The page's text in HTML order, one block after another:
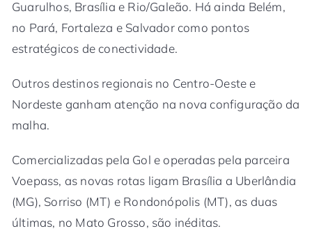
Guarulhos, Brasília e Rio/Galeão. Há ainda Belém,
no Pará, Fortaleza e Salvador como pontos
estratégicos de conectividade.
Outros destinos regionais no Centro-Oeste e
Nordeste ganham atenção na nova configuração da
malha.
Comercializadas pela Gol e operadas pela parceira
Voepass, as novas rotas ligam Brasília a Uberlândia
(MG), Sorriso (MT) e Rondonópolis (MT), as duas
últimas, no Mato Grosso, são inéditas.